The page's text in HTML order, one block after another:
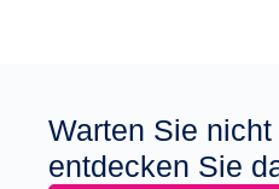
Warten Sie nicht
entdecken Sie